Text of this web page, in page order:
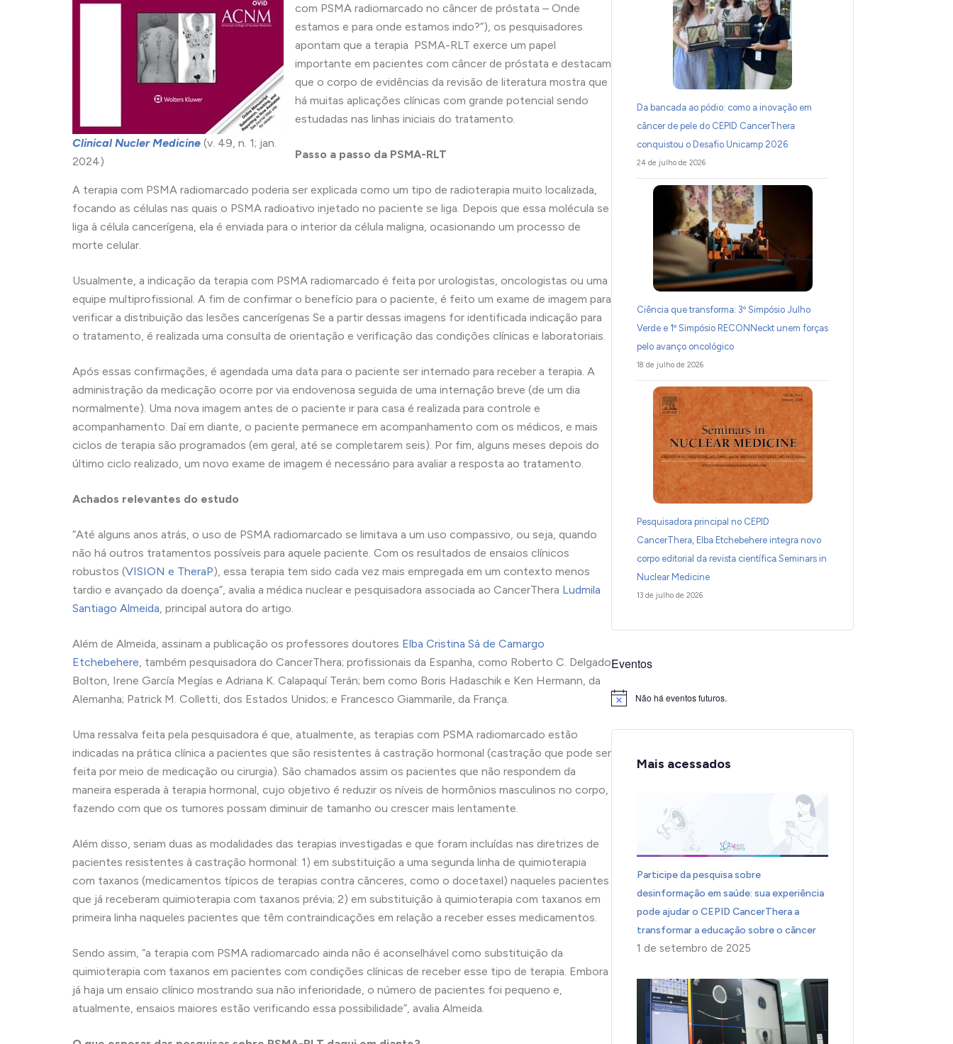
Clinical Nucler Medicine (v. 49, n. 1; jan.
2024)
com PSMA radiomarcado no câncer de próstata – Onde
estamos e para onde estamos indo?”), os pesquisadores
apontam que a terapia PSMA-RLT exerce um papel
importante em pacientes com câncer de próstata e destacam
que o corpo de evidências da revisão de literatura mostra que
há muitas aplicações clínicas com grande potencial sendo
estudadas nas linhas iniciais do tratamento.
Passo a passo da PSMA-RLT
A terapia com PSMA radiomarcado poderia ser explicada como um tipo de radioterapia muito localizada,
focando as células nas quais o PSMA radioativo injetado no paciente se liga. Depois que essa molécula se
liga à célula cancerígena, ela é enviada para o interior da célula maligna, ocasionando um processo de
morte celular.
Usualmente, a indicação da terapia com PSMA radiomarcado é feita por urologistas, oncologistas ou uma
equipe multiprofissional. A fim de confirmar o benefício para o paciente, é feito um exame de imagem para
verificar a distribuição das lesões cancerígenas Se a partir dessas imagens for identificada indicação para
o tratamento, é realizada uma consulta de orientação e verificação das condições clínicas e laboratoriais.
Após essas confirmações, é agendada uma data para o paciente ser internado para receber a terapia. A
administração da medicação ocorre por via endovenosa seguida de uma internação breve (de um dia
normalmente). Uma nova imagem antes de o paciente ir para casa é realizada para controle e
acompanhamento. Daí em diante, o paciente permanece em acompanhamento com os médicos, e mais
ciclos de terapia são programados (em geral, até se completarem seis). Por fim, alguns meses depois do
último ciclo realizado, um novo exame de imagem é necessário para avaliar a resposta ao tratamento.
Achados relevantes do estudo
“Até alguns anos atrás, o uso de PSMA radiomarcado se limitava a um uso compassivo, ou seja, quando
não há outros tratamentos possíveis para aquele paciente. Com os resultados de ensaios clínicos
robustos (VISION e TheraP), essa terapia tem sido cada vez mais empregada em um contexto menos
tardio e avançado da doença”, avalia a médica nuclear e pesquisadora associada ao CancerThera Ludmila
Santiago Almeida , principal autora do artigo.
Além de Almeida, assinam a publicação os professores doutores Elba Cristina Sá de Camargo
Etchebehere , também pesquisadora do CancerThera; profissionais da Espanha, como Roberto C. Delgado
Bolton, Irene García Megías e Adriana K. Calapaquí Terán; bem como Boris Hadaschik e Ken Hermann, da
Alemanha; Patrick M. Colletti, dos Estados Unidos; e Francesco Giammarile, da França.
Uma ressalva feita pela pesquisadora é que, atualmente, as terapias com PSMA radiomarcado estão
indicadas na prática clínica a pacientes que são resistentes à castração hormonal (castração que pode ser
feita por meio de medicação ou cirurgia). São chamados assim os pacientes que não respondem da
maneira esperada à terapia hormonal, cujo objetivo é reduzir os níveis de hormônios masculinos no corpo,
fazendo com que os tumores possam diminuir de tamanho ou crescer mais lentamente.
Além disso, seriam duas as modalidades das terapias investigadas e que foram incluídas nas diretrizes de
pacientes resistentes à castração hormonal: 1) em substituição a uma segunda linha de quimioterapia
com taxanos (medicamentos típicos de terapias contra cânceres, como o docetaxel) naqueles pacientes
que já receberam quimioterapia com taxanos prévia; 2) em substituição à quimioterapia com taxanos em
primeira linha naqueles pacientes que têm contraindicações em relação a receber esses medicamentos.
Sendo assim, “a terapia com PSMA radiomarcado ainda não é aconselhável como substituição da
quimioterapia com taxanos em pacientes com condições clínicas de receber esse tipo de terapia. Embora
já haja um ensaio clínico mostrando sua não inferioridade, o número de pacientes foi pequeno e,
atualmente, ensaios maiores estão verificando essa possibilidade”, avalia Almeida.
Da bancada ao pódio: como a inovação em
câncer de pele do CEPID CancerThera
conquistou o Desafio Unicamp 2026
24 de julho de 2026
Ciência que transforma: 3º Simpósio Julho
Verde e 1º Simpósio RECONNeckt unem forças
pelo avanço oncológico
18 de julho de 2026
Pesquisadora principal no CEPID
CancerThera, Elba Etchebehere integra novo
corpo editorial da revista científica Seminars in
Nuclear Medicine
13 de julho de 2026
Eventos
Notice Não há eventos futuros.
Mais acessados
Participe da pesquisa sobre
desinformação em saúde: sua experiência
pode ajudar o CEPID CancerThera a
transformar a educação sobre o câncer
1 de setembro de 2025